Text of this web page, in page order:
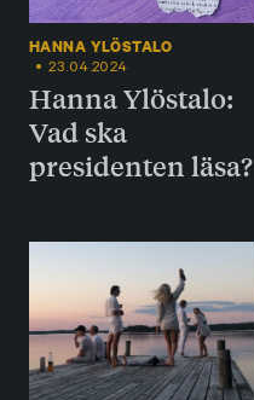
HANNA YLÖSTALO
23.04.2024
Hanna Ylöstalo:
Vad ska
presidenten läsa?